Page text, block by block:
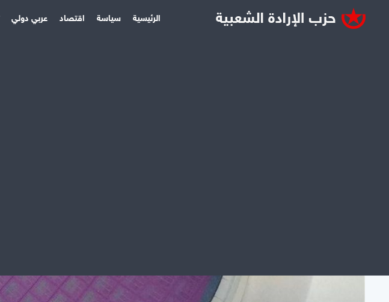
الرئيسية سياسة اقتصاد عربي دولي